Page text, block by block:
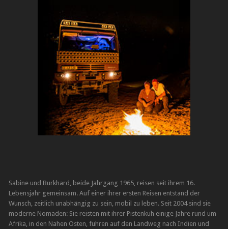
Sabine und Burkhard, beide Jahrgang 1965, reisen seit ihrem 16.
Lebensjahr gemeinsam. Auf einer ihrer ersten Reisen entstand der
Wunsch, zeitlich unabhängig zu sein, mobil zu leben. Seit 2004 sind sie
moderne Nomaden: Sie reisten mit ihrer Pistenkuh einige Jahre rund um
Afrika, in den Nahen Osten, fuhren auf den Landweg nach Indien und